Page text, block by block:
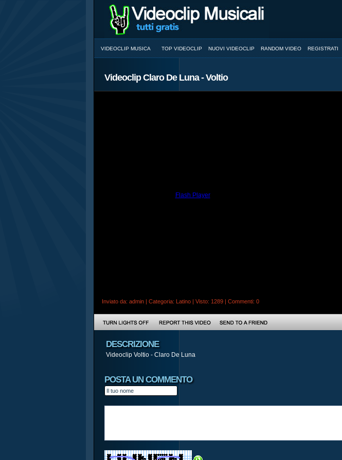
VIDEOCLIP MUSICA TOP VIDEOCLIP NUOVI VIDEOCLIP RANDOM VIDEO REGISTRATI
Videoclip Claro De Luna - Voltio
Flash Playerinstalled and a browser with JavaScript support.
Inviato da: admin | Categoria: Latino | Visto: 1289 | Commenti: 0
DESCRIZIONE
Videoclip Voltio - Claro De Luna
POSTA UN COMMENTO